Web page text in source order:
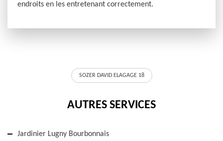
endroits en les entretenant correctement.
SOZER DAVID ELAGAGE 18
AUTRES SERVICES
Jardinier Lugny Bourbonnais